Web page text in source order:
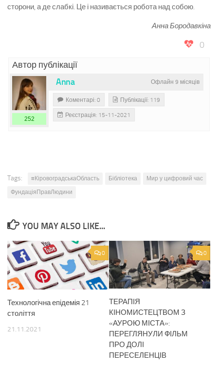
сторони, а де слабкі. Це і називається робота над собою.
Анна Бородавкіна
0
Автор публікації
Офлайн 9 місяців
Anna
252
Коментарі: 0 Публікації: 119
Реєстрація: 15-11-2021
Tags: #КіровоградськаОбласть Бібліотека
Мир у цифровий час
ФундаціяПравЛюдини
YOU MAY ALSO LIKE...
0
Технологічна епідемія 21
століття
21.11.2021
0
ТЕРАПІЯ
КІНОМИСТЕЦТВОМ З
«АУРОЮ МІСТА»:
ПЕРЕГЛЯНУЛИ ФІЛЬМ
ПРО ДОЛІ
ПЕРЕСЕЛЕНЦІВ